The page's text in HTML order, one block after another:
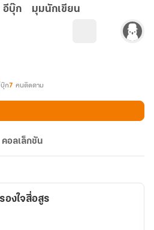
อีบุ๊ก มุมนักเขียน
ก7 คนติดตาม
คอลเล็กชัน
องใจสี่อสูร